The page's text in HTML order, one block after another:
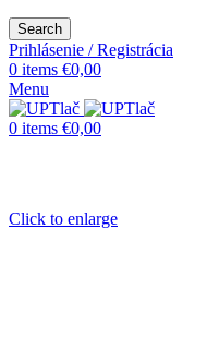
Search
Prihlásenie / Registrácia
0 items €0,00
Menu
0 items €0,00
Click to enlarge